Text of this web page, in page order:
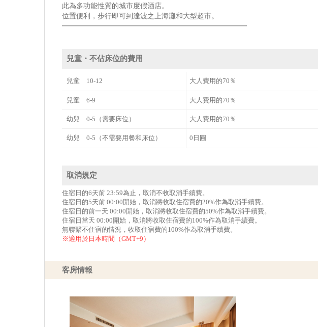
此為多功能性質的城市度假酒店。
位置便利，步行即可到達波之上海灘和大型超市。
━━━━━━━━━━━━━━━━━━━━━━━━━━
兒童・不佔床位的費用
兒童 10-12 大人費用的70％
兒童 6-9 大人費用的70％
幼兒 0-5（需要床位） 大人費用的70％
幼兒 0-5（不需要用餐和床位） 0日圓
取消規定
住宿日的6天前 23:59為止，取消不收取消手續費。
住宿日的5天前 00:00開始，取消將收取住宿費的20%作為取消手續費。
住宿日的前一天 00:00開始，取消將收取住宿費的50%作為取消手續費。
住宿日當天 00:00開始，取消將收取住宿費的100%作為取消手續費。
無聯繫不住宿的情況，收取住宿費的100%作為取消手續費。
※適用於日本時間（GMT+9）
客房情報